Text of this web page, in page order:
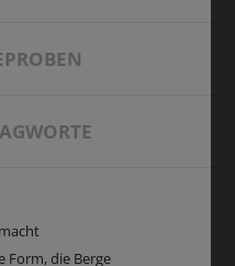
Form, die Berge